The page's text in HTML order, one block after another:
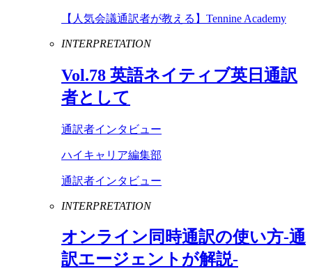
【人気会議通訳者が教える】Tennine Academy
INTERPRETATION
Vol.78 英語ネイティブ英日通訳
者として
通訳者インタビュー
ハイキャリア編集部
通訳者インタビュー
INTERPRETATION
オンライン同時通訳の使い方-通
訳エージェントが解説-